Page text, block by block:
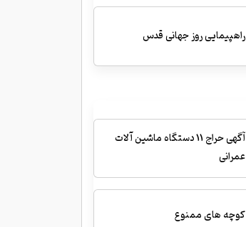
راهپیمایی روز جهانی قدس
آگهی حراج 11 دستگاه ماشین آلات
عمرانی
کوچه های ممنوع